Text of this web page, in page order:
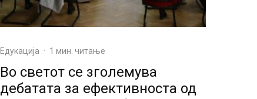
Едукација · 1 мин. читање
Во светот се зголемува
дебатата за ефективноста од